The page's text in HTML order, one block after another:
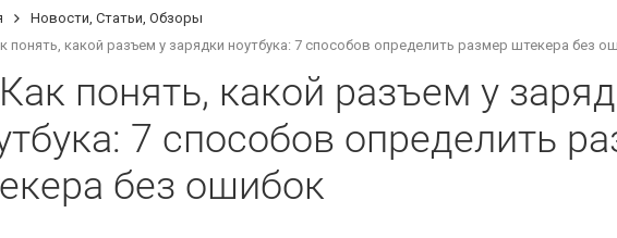
Новости, Статьи, Обзоры
понять, какой разъем у зарядки ноутбука: 7 способов определить размер штекера без
понять, какой разъем у
7 способов определить
без ошибок